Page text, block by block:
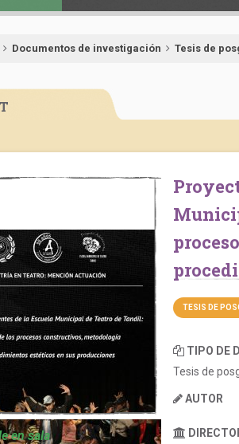
Documentos de investigación Tesis de
T
en sala
Proyecto Adolescentes de la Escuela
TESIS DE
TIPO DE
Tesis de
AUTOR